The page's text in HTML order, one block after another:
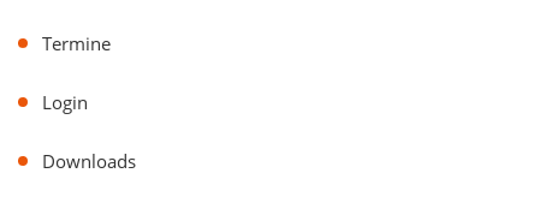
Termine
Login
Downloads